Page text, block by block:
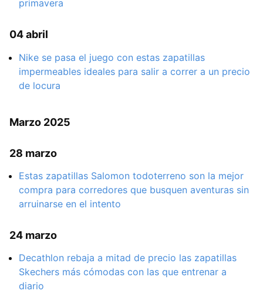
primavera
04 abril
Nike se pasa el juego con estas zapatillas
impermeables ideales para salir a correr a un precio
de locura
Marzo 2025
28 marzo
Estas zapatillas Salomon todoterreno son la mejor
compra para corredores que busquen aventuras sin
arruinarse en el intento
24 marzo
Decathlon rebaja a mitad de precio las zapatillas
Skechers más cómodas con las que entrenar a
diario